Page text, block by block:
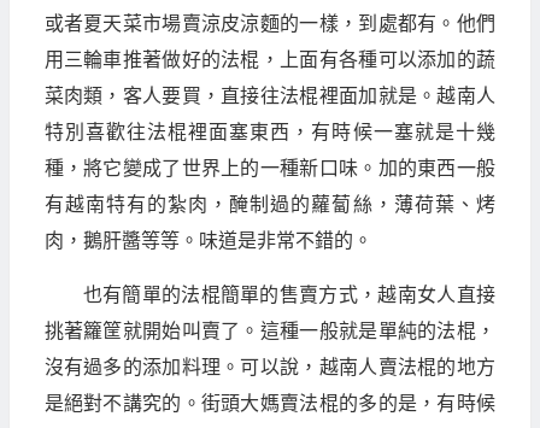
或者夏天菜市場賣涼皮涼麵的一樣，到處都有。他們
用三輪車推著做好的法棍，上面有各種可以添加的蔬
菜肉類，客人要買，直接往法棍裡面加就是。越南人
特別喜歡往法棍裡面塞東西，有時候一塞就是十幾
種，將它變成了世界上的一種新口味。加的東西一般
有越南特有的紮肉，醃制過的蘿蔔絲，薄荷葉、烤
肉，鵝肝醬等等。味道是非常不錯的。
也有簡單的法棍簡單的售賣方式，越南女人直接
挑著籮筐就開始叫賣了。這種一般就是單純的法棍，
沒有過多的添加料理。可以說，越南人賣法棍的地方
是絕對不講究的。街頭大媽賣法棍的多的是，有時候